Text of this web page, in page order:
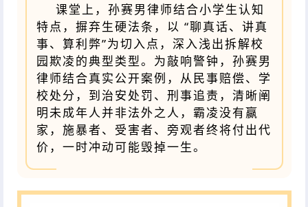
课堂上，孙赛男律师结合小学生认知
特点，摒弃生硬法条，以 “聊真话、讲真
事、算利弊”为切入点，深入浅出拆解校
园欺凌的典型类型。为敲响警钟，孙赛男
律师结合真实公开案例，从民事赔偿、学
校处分，到治安处罚、刑事追责，清晰阐
明未成年人并非法外之人，霸凌没有赢
家，施暴者、受害者、旁观者终将付出代
价，一时冲动可能毁掉一生。